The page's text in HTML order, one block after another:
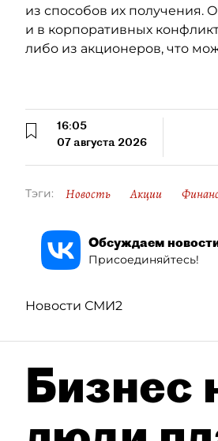
из способов их получения.
и в корпоративных
либо из акционеров, что
16:05
07 августа 2026
Тэги: Новость Акции
Обсуждаем
Присоединяйтесь!
Новости СМИ2
Бизнес